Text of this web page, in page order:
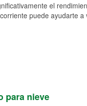
el
puede ayudarte
para nieve